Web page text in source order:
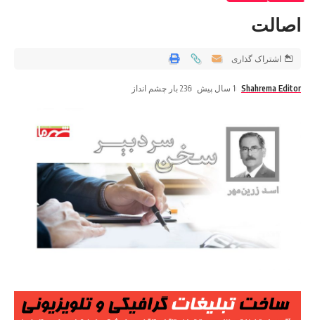
اصالت
Shahrema Editor 1 سال پیش 236 بار چشم انداز
اشتراک گذاری